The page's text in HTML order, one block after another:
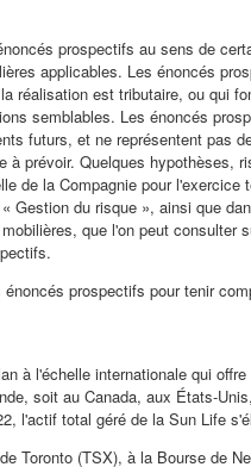
prospectifs au sens de
applicables. Les énoncés
réalisation est tributaire, ou
semblables. Les énoncés
futurs, et ne représentent
prévoir. Quelques
de la Compagnie pour
Gestion du risque », ainsi que
que l'on peut consulter
prospectifs pour tenir
à l'échelle internationale qui
soit au Canada, aux États-
l'actif total géré de la Sun Life
Toronto (TSX), à la Bourse de